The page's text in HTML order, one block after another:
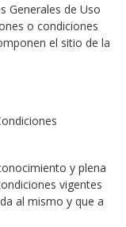
Generales de Uso
o condiciones
el sitio de la
y plena
vigentes
al mismo y que a